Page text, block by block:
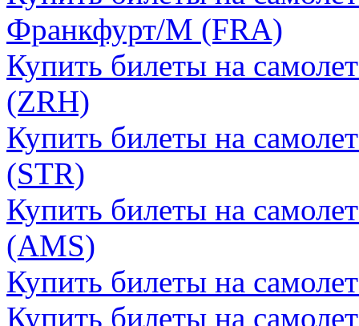
Франкфурт/М (FRA)
Купить билеты на
(ZRH)
Купить билеты на
(STR)
Купить билеты на
(AMS)
Купить билеты на
Купить билеты на